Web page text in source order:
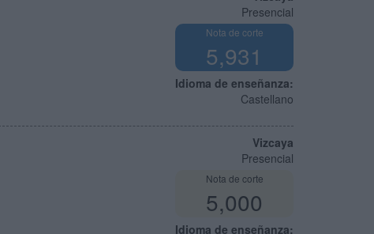
Presencial
Nota de corte
5,931
Idioma de enseñanza:
Castellano
Vizcaya
Presencial
Nota de corte
5,000
Idioma de enseñanza: